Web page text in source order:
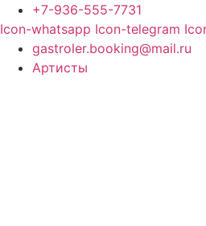
+7-936-555-7731
Icon-whatsapp Icon-telegram
gastroler.booking@mail.ru
Артисты